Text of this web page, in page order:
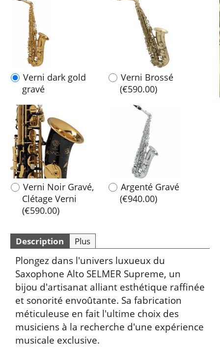
Verni dark gold
gravé
Verni Brossé
(€590.00)
Verni Noir Gravé,
Clétage Verni
(€590.00)
Argenté Gravé
(€940.00)
Description Plus
Plongez dans l'univers luxueux du
Saxophone Alto SELMER Supreme, un
bijou d'artisanat alliant esthétique raffinée
et sonorité envoûtante. Sa fabrication
méticuleuse en fait l'ultime choix des
musiciens à la recherche d'une expérience
musicale exclusive.